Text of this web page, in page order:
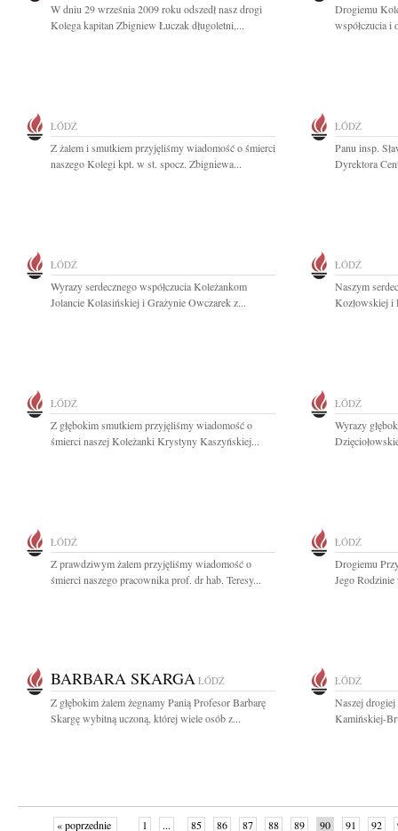
W dniu 29 września 2009 roku odszedł nasz drogi
Kolega kapitan Zbigniew Łuczak długoletni,...
Drogiemu
współczucia i
ŁÓDŹ
Z żalem i smutkiem przyjęliśmy wiadomość o śmierci
naszego Kolegi kpt. w st. spocz. Zbigniewa...
ŁÓDŹ
Panu insp.
Dyrektora
ŁÓDŹ
Wyrazy serdecznego współczucia Koleżankom
Jolancie Kolasińskiej i Grażynie Owczarek z...
ŁÓDŹ
Naszym
Kozłowskiej i
ŁÓDŹ
Z głębokim smutkiem przyjęliśmy wiadomość o
śmierci naszej Koleżanki Krystyny Kaszyńskiej...
ŁÓDŹ
Wyrazy
ŁÓDŹ
Z prawdziwym żalem przyjęliśmy wiadomość o
śmierci naszego pracownika prof. dr hab. Teresy...
ŁÓDŹ
Drogiemu
Jego
BARBARA SKARGA ŁÓDŹ
Z głębokim żalem żegnamy Panią Profesor Barbarę
Skargę wybitną uczoną, której wiele osób z...
ŁÓDŹ
Naszej drogiej
Kamińskiej-
« poprzednie 1 ... 85 86 87 88 89 90 91 92